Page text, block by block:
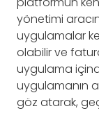
yönetimi
uygulamalar
olabilir ve
uygulama
uygulamanın
göz atarak,